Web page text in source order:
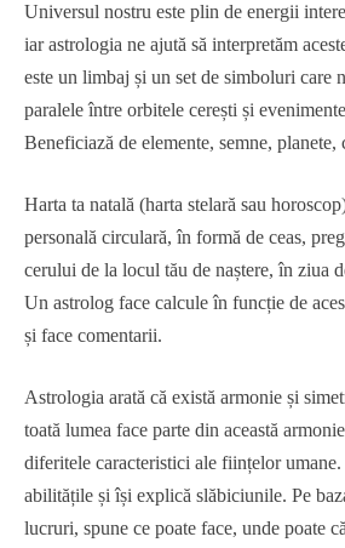
Universul nostru este plin de energii
iar astrologia ne ajută să interpretăm
este un limbaj și un set de simboluri care
paralele între orbitele cerești și
Beneficiază de elemente, semne, planete,
Harta ta natală (harta stelară sau
personală circulară, în formă de ceas,
cerului de la locul tău de naștere, în ziua
Un astrolog face calcule în funcție de
și face comentarii.
Astrologia arată că există armonie și
toată lumea face parte din această
diferitele caracteristici ale ființelor
abilitățile și își explică slăbiciunile. Pe
lucruri, spune ce poate face, unde poate